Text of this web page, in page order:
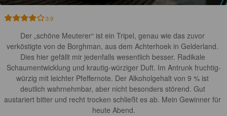
3.9
Der „schöne Meuterer“ ist ein Tripel, genau wie das zuvor
verköstigte von de Borghman, aus dem Achterhoek in Gelderland.
Dies hier gefällt mir jedenfalls wesentlich besser. Radikale
Schaumentwicklung und krautig-würziger Duft. Im Antrunk fruchtig-
würzig mit leichter Pfeffernote. Der Alkoholgehalt von 9 % ist
deutlich wahrnehmbar, aber nicht besonders störend. Gut
austariert bitter und recht trocken schließt es ab. Mein Gewinner für
heute Abend.